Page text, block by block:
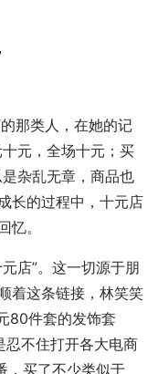
那类人，在她的记
元，全场十元；买
杂乱无章，商品也
长的过程中，十元店
忆。
店”。这一切源于朋
着这条链接，林笑笑
80件套的发饰套
不住打开各大电商
，买了不少类似于